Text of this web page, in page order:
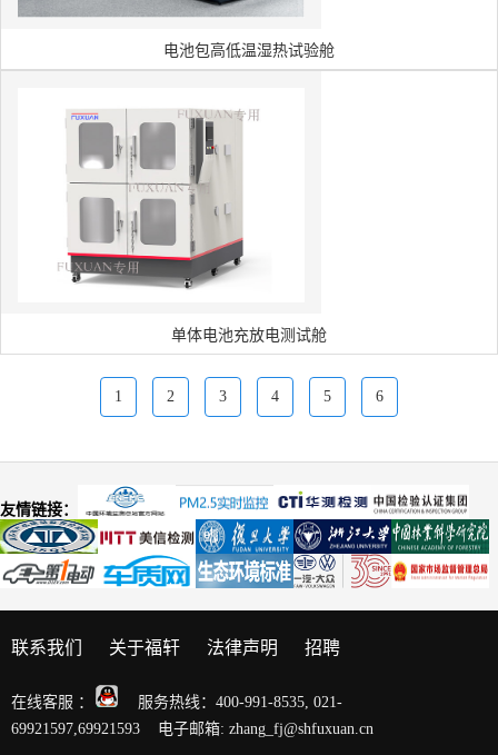
电池包高低温湿热试验舱
单体电池充放电测试舱
1 2 3 4 5 6
友情链接：
联系我们 关于福轩 法律声明 招聘
在线客服 ：
服务热线：400-991-8535, 021-
69921597,69921593 电子邮箱: zhang_fj@shfuxuan.cn